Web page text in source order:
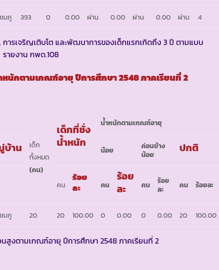
มภู 393 0 0.00 ผ่าน 0.00 ผ่าน 0.00 ผ่าน 4
การเจริญเติบโต และพัฒนาการของเด็กแรกเกิดถึง 3 ปี ตามแบบ
รายงาน กพด.108
หนักตามเกณฑ์อายุ ปีการศึกษา2548ภาคเรียนที่2
เด็ก
ทั้งหมด
(คน)
เด็กที่ชั่ง
น้ำหนัก
น้ำหนักตามเกณฑ์อายุ
บ้าน น้อย
ค่อนข้าง
น้อย
ปกติ
คน
ร้อย
ละ
คน
ร้อย
ละ
คน
ร้อย
ละ
คน ร้อยละ
มภู 20 20 100.00 0 0.00 0 0.00 20 100.00
สูงตามเกณฑ์อายุ ปีการศึกษา 2548 ภาคเรียนที่ 2